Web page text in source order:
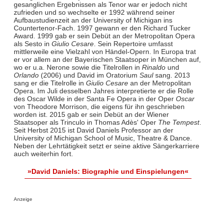
gesanglichen Ergebnissen als Tenor war er jedoch nicht
zufrieden und so wechselte er 1992 während seiner
Aufbaustudienzeit an der University of Michigan ins
Countertenor-Fach. 1997 gewann er den Richard Tucker
Award. 1999 gab er sein Debüt an der Metropolitan Opera
als Sesto in Giulio Cesare. Sein Repertoire umfasst
mittlerweile eine Vielzahl von Händel-Opern. In Europa trat
er vor allem an der Bayerischen Staatsoper in München auf,
wo er u.a. Nerone sowie die Titelrollen in Rinaldound
Orlando(2006) und David im Oratorium Saulsang. 2013
sang er die Titelrolle in Giulio Cesarean der Metropolitan
Opera. Im Juli desselben Jahres interpretierte er die Rolle
des Oscar Wilde in der Santa Fe Opera in der Oper Oscar
von Theodore Morrison, die eigens für ihn geschrieben
worden ist. 2015 gab er sein Debüt an der Wiener
Staatsoper als Trinculo in Thomas Adès' Oper The Tempest.
Seit Herbst 2015 ist David Daniels Professor an der
University of Michigan School of Music, Theatre & Dance.
Neben der Lehrtätigkeit setzt er seine aktive Sängerkarriere
auch weiterhin fort.
»David Daniels: Biographie und Einspielungen«
Anzeige